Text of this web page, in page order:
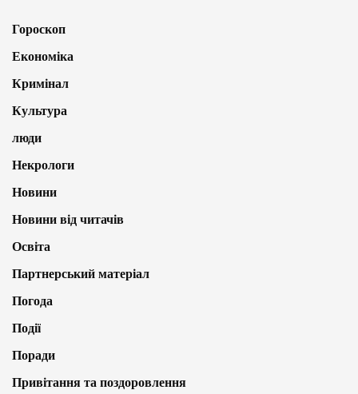
Гороскоп
Економіка
Кримінал
Культура
люди
Некрологи
Новини
Новини від читачів
Освіта
Партнерський матеріал
Погода
Події
Поради
Привітання та поздоровлення